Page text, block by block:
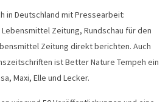
in Deutschland mit Pressearbeit:
Zeitung, Rundschau für den
Zeitung direkt berichten. Auch
ist Better Nature Tempeh ein
Maxi, Elle und Lecker.